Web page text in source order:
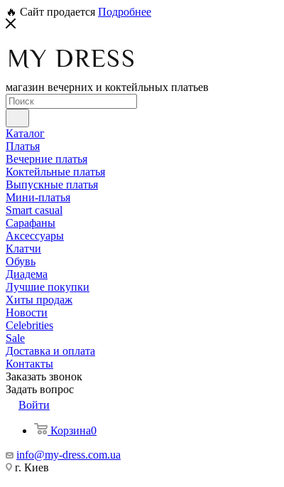
🔥 Сайт продается Подробнее
магазин вечерних и коктейльных платьев
Каталог
Платья
Вечерние платья
Коктейльные платья
Выпускные платья
Мини-платья
Smart casual
Сарафаны
Аксессуары
Клатчи
Обувь
Диадема
Лучшие покупки
Хиты продаж
Новости
Celebrities
Sale
Доставка и оплата
Контакты
Заказать звонок
Задать вопрос
Войти
Корзина0
info@my-dress.com.ua
г. Киев